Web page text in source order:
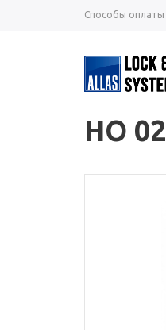
Способы оплаты
HO 02